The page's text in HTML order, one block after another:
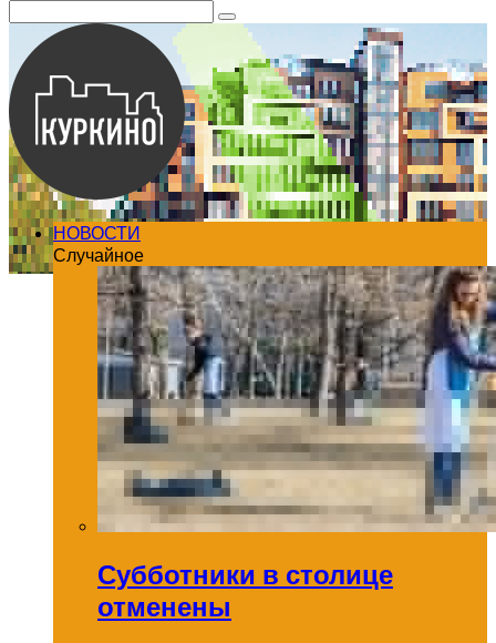
НОВОСТИ
Случайное
Субботники в столице
отменены